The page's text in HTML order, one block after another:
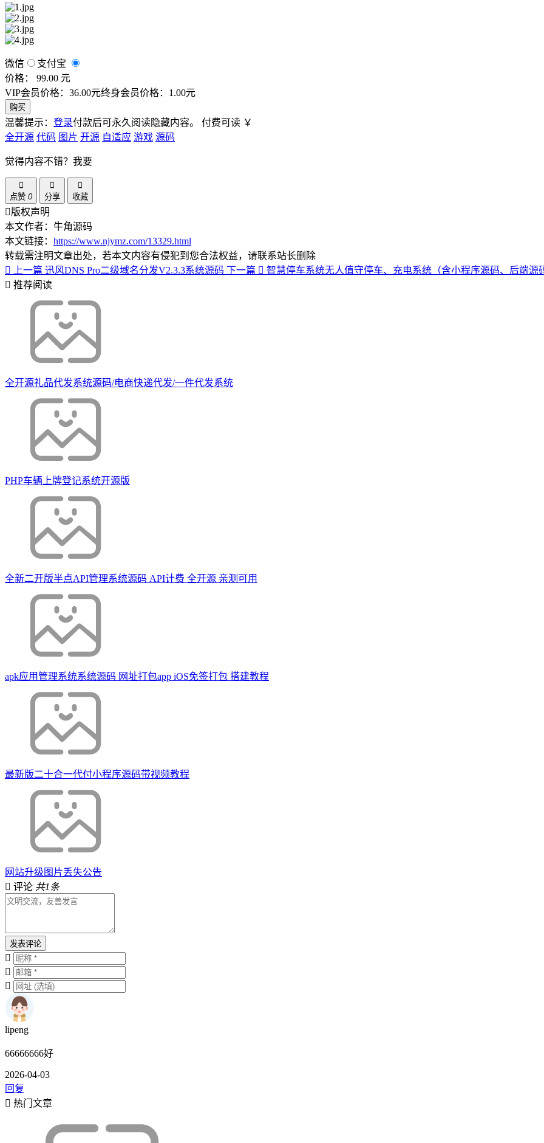
微信
支付宝
价格： 99.00 元
VIP会员价格：36.00元终身会员价格：1.00元
购买
温馨提示： 登录付款后可永久阅读隐藏内容。 付费可读 ￥
全开源 代码 图片 开源 自适应 游戏 源码
觉得内容不错？我要
点赞 0 分享 收藏
版权声明
本文作者：牛角源码
本文链接： https://www.njymz.com/13329.html
转载需注明文章出处，若本文内容有侵犯到您合法权益，请联系站长删除
上一篇 迅风DNS Pro二级域名分发V2.3.3系统源码 下一篇
智慧停车系统无人值守停车、充电系统（含小程序源码、后端源
推荐阅读
全开源礼品代发系统源码/电商快递代发/一件代发系统
PHP车辆上牌登记系统开源版
全新二开版半点API管理系统源码 API计费 全开源 亲测可用
apk应用管理系统系统源码 网址打包app iOS免签打包 搭建教程
最新版二十合一代付小程序源码带视频教程
网站升级图片丢失公告
评论 共1条
发表评论
lipeng
66666666好
2026-04-03
回复
热门文章